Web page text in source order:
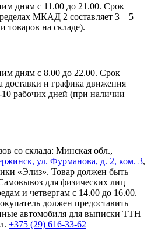
дням с 11.00 до 21.00. Срок
МКАД 2 составляет 3 – 5
товаров на складе).
дням с 8.00 до 22.00. Срок
доставки и графика движения
10 рабочих дней (при наличии
со склада: Минская обл.,
ул. Фурманова, д. 2, ком. 3,
«Элиз». Товар должен быть
для физических лиц
и четвергам с 14.00 до 16.00.
должен предоставить
автомобиля для выписки ТТН
+375 (29) 616-33-62